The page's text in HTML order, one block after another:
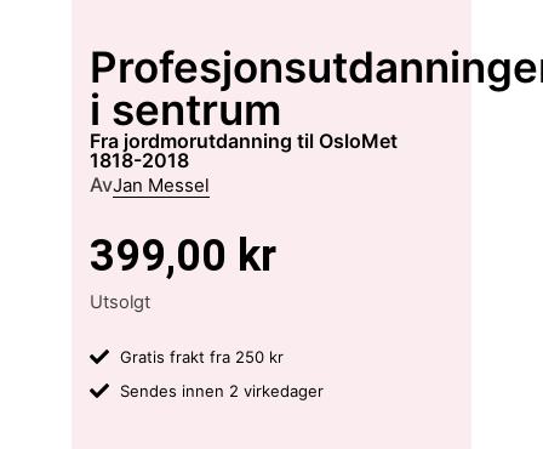
i sentrum
fra jordmorutdanning til OsloMet
1818-2018
AvJan Messel
399,00 kr
Utsolgt
Gratis frakt fra 250 kr
Sendes innen 2 virkedager